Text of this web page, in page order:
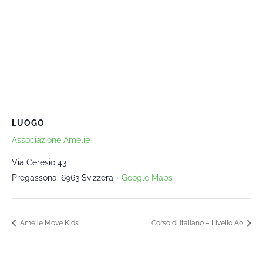
LUOGO
Associazione Amélie
Via Ceresio 43
Pregassona 6963 Svizzera + Google Maps
Amélie Move Kids Corso di italiano – Livello A0